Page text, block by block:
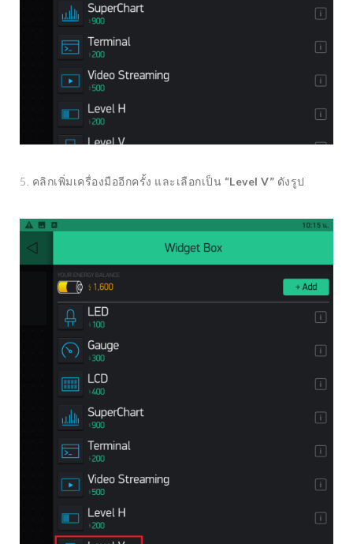
5. คลิกเพิ่มเครื่องมืออีกครั้ง และเลือกเป็น “Level V” ดังรูป